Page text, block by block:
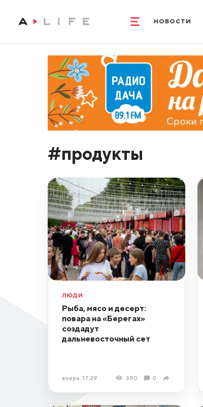
НОВОСТИ
#продукты
ЛЮДИ
Рыба, мясо и десерт:
повара на «Берегах»
создадут
дальневосточный сет
вчера, 17:29 390 0